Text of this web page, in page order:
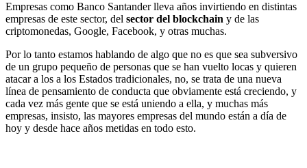
Empresas como Banco Santander lleva años invirtiendo en distintas
empresas de este sector, del sector del blockchain y de las
criptomonedas, Google, Facebook, y otras muchas.
Por lo tanto estamos hablando de algo que no es que sea subversivo
de un grupo pequeño de personas que se han vuelto locas y quieren
atacar a los a los Estados tradicionales, no, se trata de una nueva
línea de pensamiento de conducta que obviamente está creciendo, y
cada vez más gente que se está uniendo a ella, y muchas más
empresas, insisto, las mayores empresas del mundo están a día de
hoy y desde hace años metidas en todo esto.